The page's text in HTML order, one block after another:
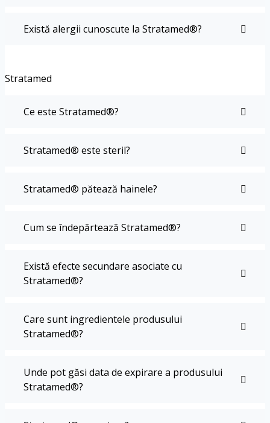
Există alergii cunoscute la Stratamed®?
Stratamed
Ce este Stratamed®?
Stratamed® este steril?
Stratamed® pătează hainele?
Cum se îndepărtează Stratamed®?
Există efecte secundare asociate cu
Stratamed®?
Care sunt ingredientele produsului
Stratamed®?
Unde pot găsi data de expirare a produsului
Stratamed®?